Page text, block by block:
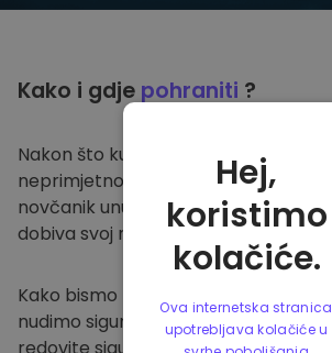
Kako i gdje pohraniti ?
Nakon što kupite na Kriptomat
neprimjetno prenosimo u vaš
novčanik unutar naše platforme.
dobiva svoj novčanik.
Kako bismo zaštitili naše klijente i
nudimo sigurnu izvanmrežnu
Hej,
koristimo
kolačiće.
Ova internetska stranica
upotrebljava kolačiće u